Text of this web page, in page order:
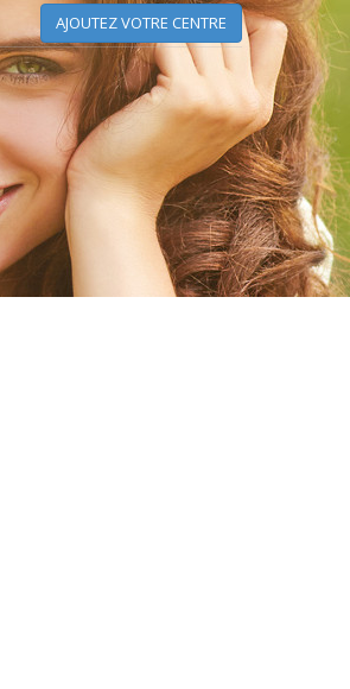
AJOUTEZ VOTRE CENTRE